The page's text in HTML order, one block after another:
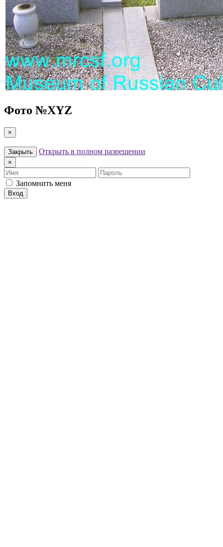
Фото №XYZ
×
Закрыть Открыть в полном разрешении
×
Имя
Пароль
Запомнить меня
Вход